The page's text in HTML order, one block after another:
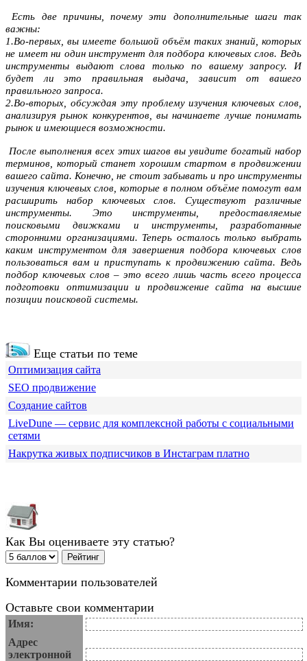
Есть две причины, почему эти дополнительные шаги так
важны:
1.Во-первых, вы имеете большой объём таких знаний, которых
не имеет ни один инструмент для подбора ключевых слов. Ведь
инструменты выдают слова только по вашему запросу. И
будет ли это правильная выдача, зависит от вашего
правильного запроса.
2.Во-вторых, обсуждая эту проблему изучения ключевых слов,
анализируя рынок конкурентов, вы начинаете лучше понимать
рынок и имеющиеся возможности.
После выполнения всех этих шагов вы увидите богатый набор
терминов, который станет хорошим стартом в продвижении
вашего сайта. Конечно, не стоит забывать и про инструменты
изучения ключевых слов, которые в полном объёме помогут вам
расширить набор ключевых слов. Существуют различные
инструменты. Это инструменты, предоставляемые
поисковыми движками и инструменты, разработанные
сторонними организациями. Теперь осталось только выбрать
каким инструментом для завершения подбора ключевых слов
пользоваться вам и приступать к продвижению сайта. Ведь
подбор ключевых слов – это всего лишь часть всего процесса
подготовки оптимизации и продвижение сайта на высшие
позиции поисковой системы.
Еще статьи по теме
Оптимизация сайта
SEO продвижение
Создание сайтов
LiveDune — сервис для комплексной работы с социальными
сетями
Накрутка живых подписчиков в Инстаграм платно
Как Вы оцениваете эту статью?
Комментарии пользователей
Оставьте свои комментарии
Имя:
Адрес
электронной